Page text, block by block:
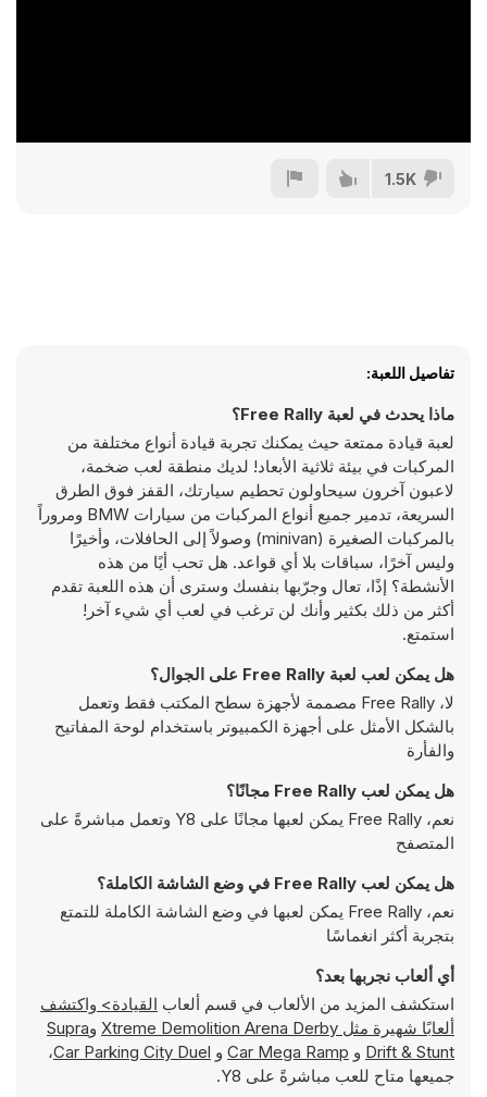
1.5K
تفاصيل اللعبة:
ماذا يحدث في لعبة Free Rally؟
لعبة قيادة ممتعة حيث يمكنك تجربة قيادة أنواع مختلفة من
المركبات في بيئة ثلاثية الأبعاد! لديك منطقة لعب ضخمة،
لاعبون آخرون سيحاولون تحطيم سيارتك، القفز فوق الطرق
السريعة، تدمير جميع أنواع المركبات من سيارات BMW ومروراً
بالمركبات الصغيرة (minivan) وصولاً إلى الحافلات، وأخيرًا
وليس آخرًا، سباقات بلا أي قواعد. هل تحب أيًا من هذه
الأنشطة؟ إذًا، تعال وجرّبها بنفسك وسترى أن هذه اللعبة تقدم
أكثر من ذلك بكثير وأنك لن ترغب في لعب أي شيء آخر!
استمتع.
هل يمكن لعب لعبة Free Rally على الجوال؟
لا، Free Rally مصممة لأجهزة سطح المكتب فقط وتعمل
بالشكل الأمثل على أجهزة الكمبيوتر باستخدام لوحة المفاتيح
والفأرة
هل يمكن لعب Free Rally مجانًا؟
نعم، Free Rally يمكن لعبها مجانًا على Y8 وتعمل مباشرةً على
المتصفح
هل يمكن لعب Free Rally في وضع الشاشة الكاملة؟
نعم، Free Rally يمكن لعبها في وضع الشاشة الكاملة للتمتع
بتجربة أكثر انغماسًا
أي ألعاب نجربها بعد؟
استكشف المزيد من الألعاب في قسم ألعاب
القيادة> واكتشف
ألعابًا شهيرة مثل Xtreme Demolition Arena Derby وSupra
Drift & Stunt و Car Mega Ramp و Car Parking City Duel،
جميعها متاح للعب مباشرةً على Y8.